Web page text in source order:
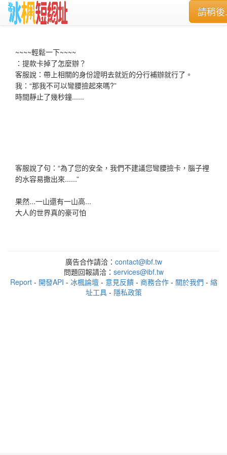
請稍
~~~~輕鬆一下~~~~
：提款卡掉了怎麼辦？
客服說：帶上相關的身份證明去就近的分行補辦就行了。
我：“那我不可以彎腰撿起來嗎?”
時間靜止了幾秒鐘......
客服說了句：“為了您的安全，我們不建議您彎腰撿卡，腦子裡
的水容易撒出來......”
果然...一山還有一山高...
大人的世界真的豪可怕
廣告合作請洽： contact@ibf.tw
問題回報請洽： services@ibf.tw
Report- 開發API - 冰楓論壇- 意見反饋- 商務合作- 關於我們 - 縮
址工具- 隱私政策